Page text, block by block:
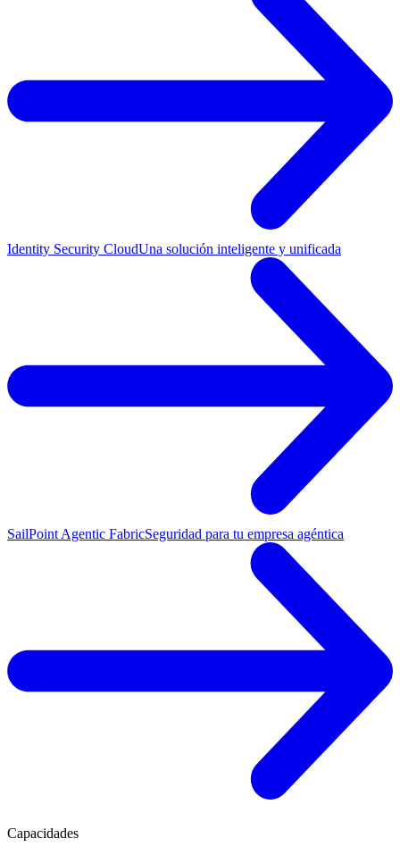
Identity Security CloudUna solución inteligente y unificada
SailPoint Agentic FabricSeguridad para tu empresa agéntica
Capacidades